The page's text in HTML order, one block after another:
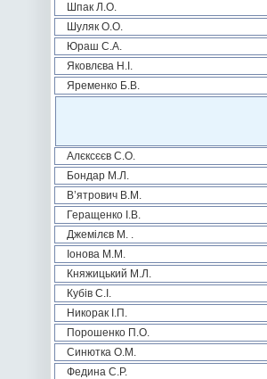
Шпак Л.О.
Шуляк О.О.
Юраш С.А.
Яковлєва Н.І.
Яременко Б.В.
Алєксєєв С.О.
Бондар М.Л.
В’ятрович В.М.
Геращенко І.В.
Джемілєв М. .
Іонова М.М.
Княжицький М.Л.
Кубів С.І.
Никорак І.П.
Порошенко П.О.
Синютка О.М.
Федина С.Р.